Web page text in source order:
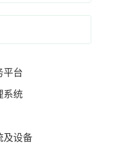
平台
系统
及设备